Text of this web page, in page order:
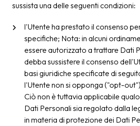
sussista una delle seguenti condizioni:
l'Utente ha prestato il consenso
specifiche; Nota: in alcuni
essere autorizzato a trattare Dati
debba sussistere il consenso
basi giuridiche specificate di
l'Utente non si opponga ("opt-
Ciò non è tuttavia applicabile
Dati Personali sia regolato dalla
in materia di protezione dei Dati